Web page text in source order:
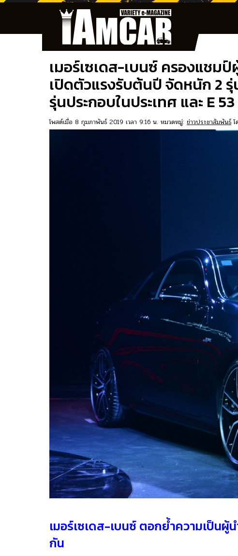
เมอร์เซเดส-เบนซ์ ครองแช
เปิดตัวแรงรับต้นปี จัดหนัก 2 รุ่
รุ่นประกอบในประเทศ และ E
โพสต์เมื่อ 8 กุมภาพันธ์ 2019 เวลา 9:16 น. หมวดหมู่: ข่าวประชาสัมพันธ์โ
เมอร์เซเดส-เบนซ์ ตอกย้ำความเป็น
กัน